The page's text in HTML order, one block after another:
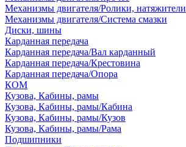
Механизмы двигателя/Ролики, натяжители
Механизмы двигателя/Система смазки
Диски, шины
Карданная передача
Карданная передача/Вал карданный
Карданная передача/Крестовина
Карданная передача/Опора
КОМ
Кузова, Кабины, рамы
Кузова, Кабины, рамы/Кабина
Кузова, Кабины, рамы/Кузов
Кузова, Кабины, рамы/Рама
Подшипники